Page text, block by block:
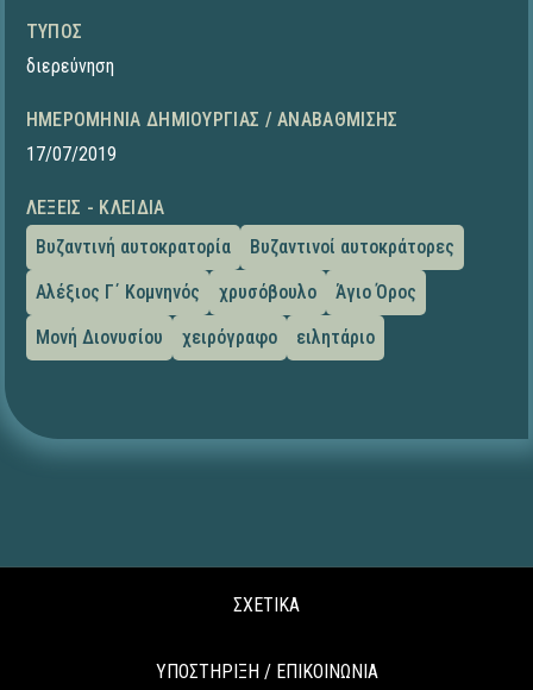
ΤΎΠΟΣ
διερεύνηση
ΗΜΕΡΟΜΗΝΊΑ ΔΗΜΙΟΥΡΓΊΑΣ / ΑΝΑΒΆΘΜΙΣΗΣ
17/07/2019
ΛΈΞΕΙΣ - ΚΛΕΙΔΙΆ
Βυζαντινή αυτοκρατορία
Βυζαντινοί αυτοκράτορες
Αλέξιος Γ΄ Κομνηνός
χρυσόβουλο
Άγιο Όρος
Μονή Διονυσίου
χειρόγραφο ειλητάριο
ΣΧΕΤΙΚΑ
ΥΠΟΣΤΗΡΙΞΗ / ΕΠΙΚΟΙΝΩΝΙΑ